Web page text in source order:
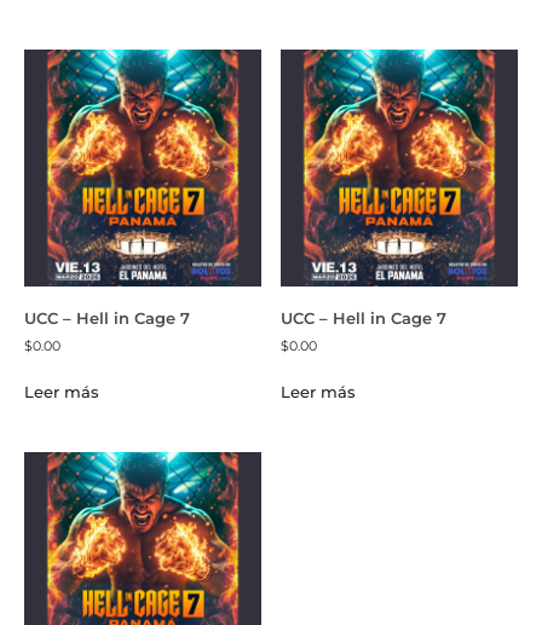
UCC – Hell in Cage 7
$0.00
Leer más
UCC – Hell in Cage 7
$0.00
Leer más